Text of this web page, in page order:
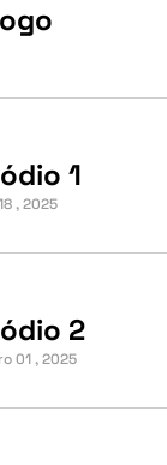
1
, 2025
2
01 , 2025